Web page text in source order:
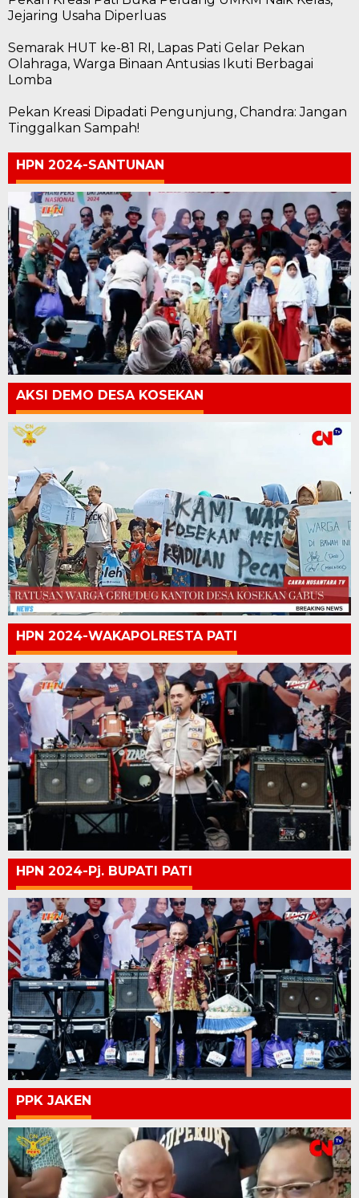
Jejaring Usaha Diperluas
Semarak HUT ke-81 RI, Lapas Pati Gelar Pekan
Olahraga, Warga Binaan Antusias Ikuti Berbagai
Lomba
Pekan Kreasi Dipadati Pengunjung, Chandra: Jangan
Tinggalkan Sampah!
HPN 2024-SANTUNAN
AKSI DEMO DESA KOSEKAN
HPN 2024-WAKAPOLRESTA PATI
HPN 2024-Pj. BUPATI PATI
PPK JAKEN